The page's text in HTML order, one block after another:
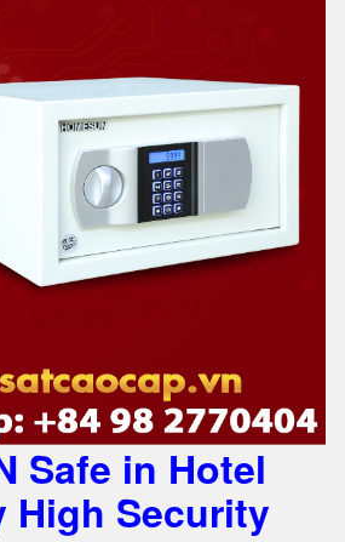
Safe in Hotel
High Security